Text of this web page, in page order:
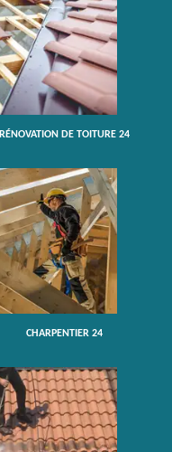
RÉNOVATION DE TOITURE 24
CHARPENTIER 24